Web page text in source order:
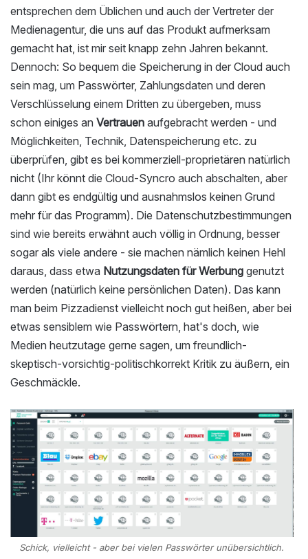
entsprechen dem Üblichen und auch der Vertreter der
Medienagentur, die uns auf das Produkt aufmerksam
gemacht hat, ist mir seit knapp zehn Jahren bekannt.
Dennoch: So bequem die Speicherung in der Cloud auch
sein mag, um Passwörter, Zahlungsdaten und deren
Verschlüsselung einem Dritten zu übergeben, muss
schon einiges an Vertrauen aufgebracht werden - und
Möglichkeiten, Technik, Datenspeicherung etc. zu
überprüfen, gibt es bei kommerziell-proprietären natürlich
nicht (Ihr könnt die Cloud-Syncro auch abschalten, aber
dann gibt es endgültig und ausnahmslos keinen Grund
mehr für das Programm). Die Datenschutzbestimmungen
sind wie bereits erwähnt auch völlig in Ordnung, besser
sogar als viele andere - sie machen nämlich keinen Hehl
daraus, dass etwa Nutzungsdaten für Werbung genutzt
werden (natürlich keine persönlichen Daten). Das kann
man beim Pizzadienst vielleicht noch gut heißen, aber bei
etwas sensiblem wie Passwörtern, hat's doch, wie
Medien heutzutage gerne sagen, um freundlich-
skeptisch-vorsichtig-politischkorrekt Kritik zu äußern, ein
Geschmäckle.
Schick, vielleicht - aber bei vielen Passwörter unübersichtlich.